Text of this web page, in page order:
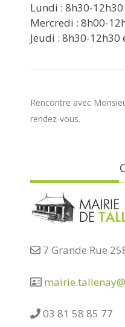
Lundi : 8h30-
Mercredi : 8h00-
Jeudi : 8h30-12h30
Rencontre avec
rendez-vous.
7 Grande Rue
03 81 58 85 77